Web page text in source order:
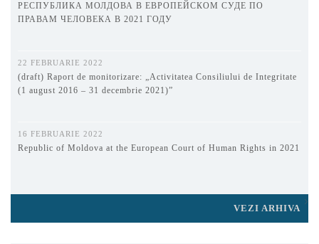
РЕСПУБЛИКА МОЛДОВА В ЕВРОПЕЙСКОМ СУДЕ ПО
ПРАВАМ ЧЕЛОВЕКА В 2021 ГОДУ
22 FEBRUARIE 2022
(draft) Raport de monitorizare: „Activitatea Consiliului de Integritate
(1 august 2016 – 31 decembrie 2021)”
16 FEBRUARIE 2022
Republic of Moldova at the European Court of Human Rights in 2021
VEZI ARHIVA